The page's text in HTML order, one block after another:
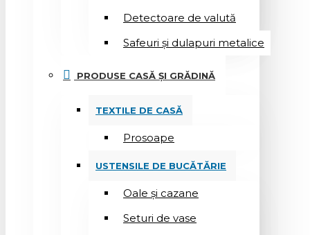
Detectoare de valută
Safeuri și dulapuri metalice
PRODUSE CASĂ ȘI GRĂDINĂ
TEXTILE DE CASĂ
Prosoape
USTENSILE DE BUCĂTĂRIE
Oale și cazane
Seturi de vase